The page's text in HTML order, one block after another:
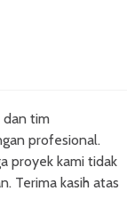
dan tim
profesional.
proyek kami tidak
Terima kasih atas